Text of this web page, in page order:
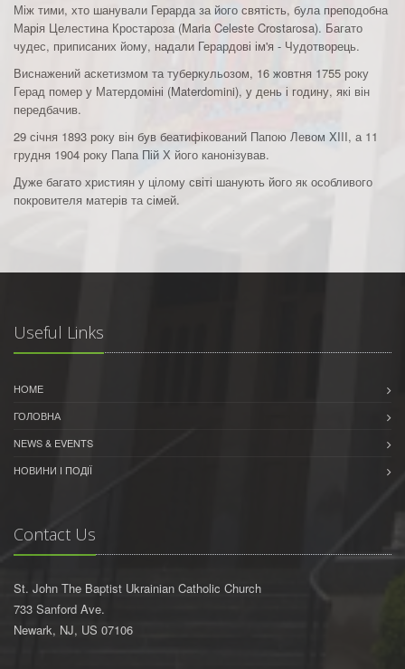
Між тими, хто шанували Герарда за його святість, була преподобна
Марія Целестина Кростароза (Maria Celeste Crostarosa). Багато
чудес, приписаних йому, надали Герардові ім'я - Чудотворець.
Виснажений аскетизмом та туберкульозом, 16 жовтня 1755 року
Герад помер у Матердоміні (Materdomini), у день і годину, які він
передбачив.
29 січня 1893 року він був беатифікований Папою Левом XIII, а 11
грудня 1904 року Папа Пій Х його канонізував.
Дуже багато християн у цілому світі шанують його як особливого
покровителя матерів та сімей.
Useful Links
HOME
ГОЛОВНА
NEWS & EVENTS
НОВИНИ І ПОДІЇ
Contact Us
St. John The Baptist Ukrainian Catholic Church
733 Sanford Ave.
Newark, NJ, US 07106